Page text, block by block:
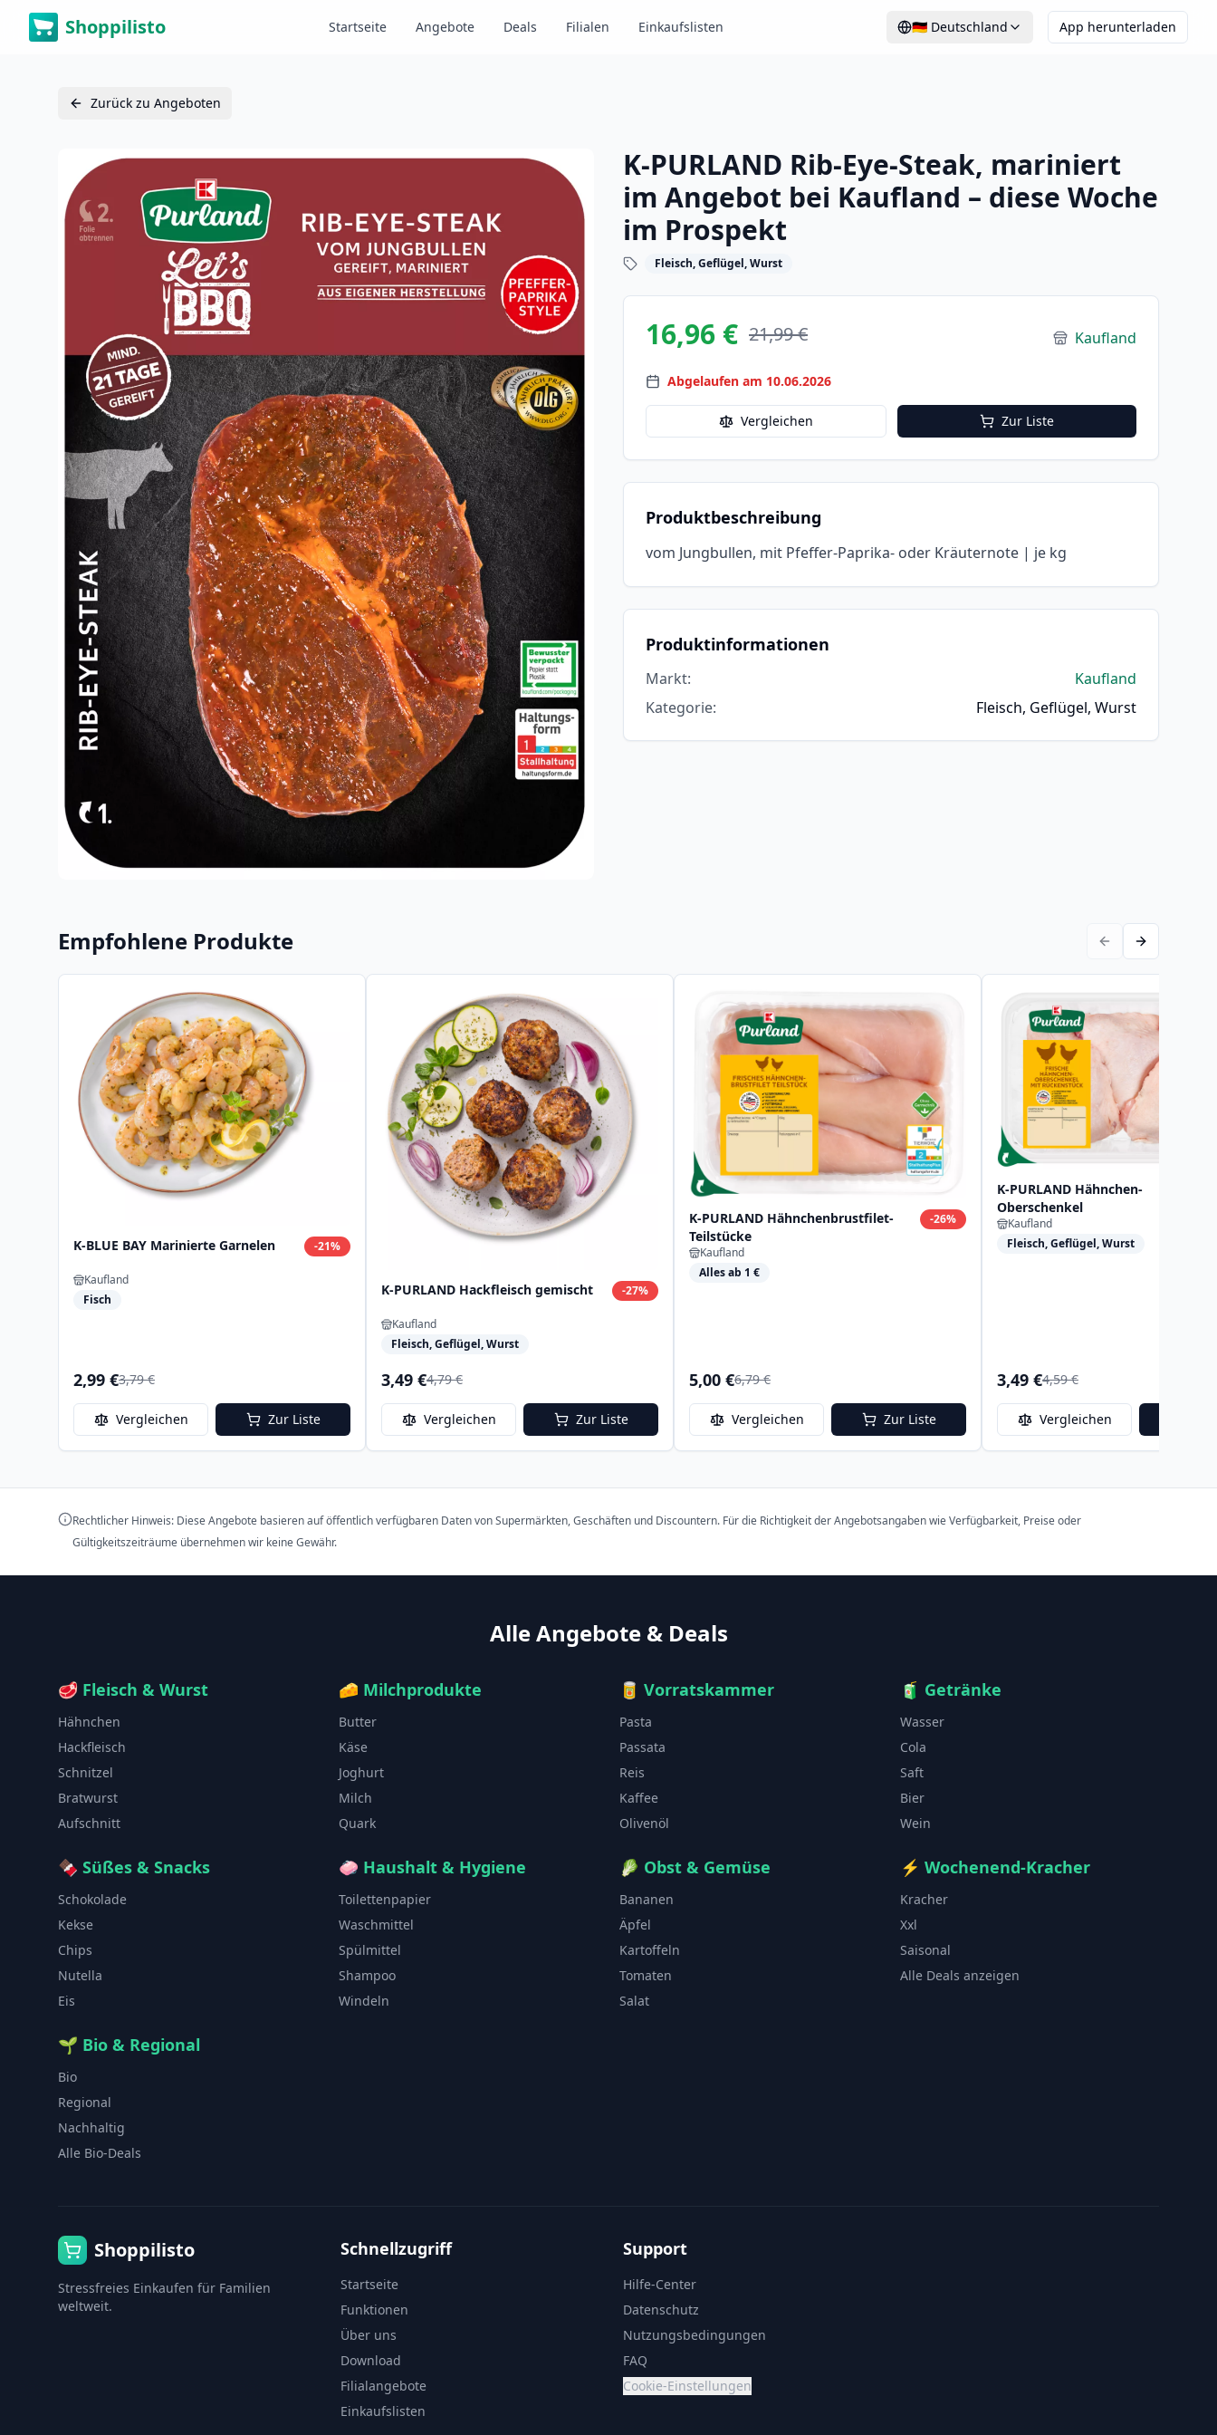
Shoppilisto Startseite Angebote Deals Filialen Einkaufslisten 🇩🇪 Deutschland App herunterladen
Zurück zu Angeboten
K-PURLAND Rib-Eye-Steak, mariniert
im Angebot bei Kaufland – diese Woche
im Prospekt
Fleisch, Geflügel, Wurst
16,96 € 21,99 € Kaufland
Abgelaufen am 10.06.2026
Vergleichen Zur Liste
Produktbeschreibung
vom Jungbullen, mit Pfeffer-Paprika- oder Kräuternote | je kg
Produktinformationen
Markt:
Kaufland
Kategorie: Fleisch, Geflügel, Wurst
Empfohlene Produkte
K-BLUE BAY Marinierte Garnelen -21%
Kaufland
Fisch
2,99 €3,79 €
Vergleichen Zur Liste
K-PURLAND Hackfleisch gemischt -27%
Kaufland
Fleisch, Geflügel, Wurst
3,49 €4,79 €
Vergleichen Zur Liste
K-PURLAND Hähnchenbrustfilet-
Teilstücke
-26%
Kaufland
Alles ab 1 €
5,00 €6,79 €
Vergleichen Zur Liste
K-PURLAND Hähnchen-
Oberschenkel
Kaufland
Fleisch, Geflügel, Wurst
3,49 €4,59 €
Vergleichen
Rechtlicher Hinweis: Diese Angebote basieren auf öffentlich verfügbaren Daten von Supermärkten, Geschäften und Discountern. Für die Richtigkeit der Angebotsangaben wie Verfügbarkeit, Preise oder
Gültigkeitszeiträume übernehmen wir keine Gewähr.
Alle Angebote & Deals
🥩 Fleisch & Wurst
Hähnchen
Hackfleisch
Schnitzel
Bratwurst
Aufschnitt
🧀 Milchprodukte
Butter
Käse
Joghurt
Milch
Quark
🥫 Vorratskammer
Pasta
Passata
Reis
Kaffee
Olivenöl
🧃 Getränke
Wasser
Cola
Saft
Bier
Wein
🍫 Süßes & Snacks
Schokolade
Kekse
Chips
Nutella
Eis
🧼 Haushalt & Hygiene
Toilettenpapier
Waschmittel
Spülmittel
Shampoo
Windeln
🥬 Obst & Gemüse
Bananen
Äpfel
Kartoffeln
Tomaten
Salat
⚡ Wochenend-Kracher
Kracher
Xxl
Saisonal
Alle Deals anzeigen
🌱 Bio & Regional
Bio
Regional
Nachhaltig
Alle Bio-Deals
Shoppilisto
Stressfreies Einkaufen für Familien
weltweit.
Schnellzugriff
Startseite
Funktionen
Über uns
Download
Filialangebote
Einkaufslisten
Support
Hilfe-Center
Datenschutz
Nutzungsbedingungen
FAQ
Cookie-Einstellungen